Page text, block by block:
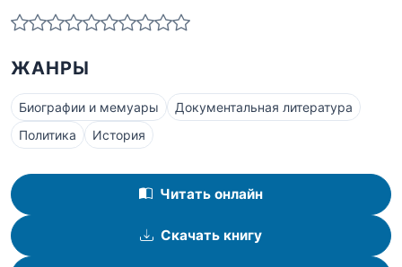
ЖАНРЫ
Биографии и мемуары
Документальная литература
Политика
История
Читать онлайн
Скачать книгу